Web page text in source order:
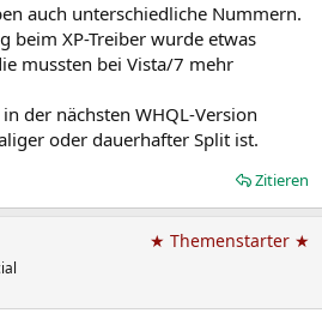
auch unterschiedliche Nummern.
beim XP-Treiber wurde etwas
mussten bei Vista/7 mehr
der nächsten WHQL-Version
oder dauerhafter Split ist.
Zitieren
★ Themenstarter ★